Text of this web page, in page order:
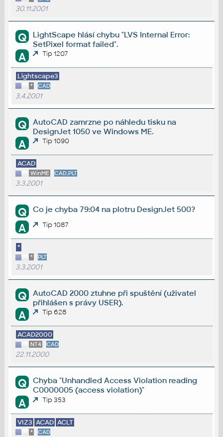
30.11.2001
Q
LightScape hlásí chybu "LVS Internal Error:
SetPixel format failed".
A Tip 1207
Lightscape3
* CAD
3.4.2001
Q
AutoCAD zamrzne po náhledu tisku na
DesignJet 1050 ve Windows ME.
A Tip 1090
ACAD
WinME CAD,PLT
3.3.2001
Q Co je chyba 79:04 na plotru DesignJet 500?
A Tip 1087
*
* PLT
3.3.2001
Q
AutoCAD 2000 ztuhne při spuštění (uživatel
přihlášen s právy USER).
A Tip 628
ACAD2000
NT4 CAD
22.11.2000
Q
Chyba "Unhandled Access Violation reading
C0000005 (access violation)"
A Tip 353
VIZ3 ACAD ACLT
* CAD